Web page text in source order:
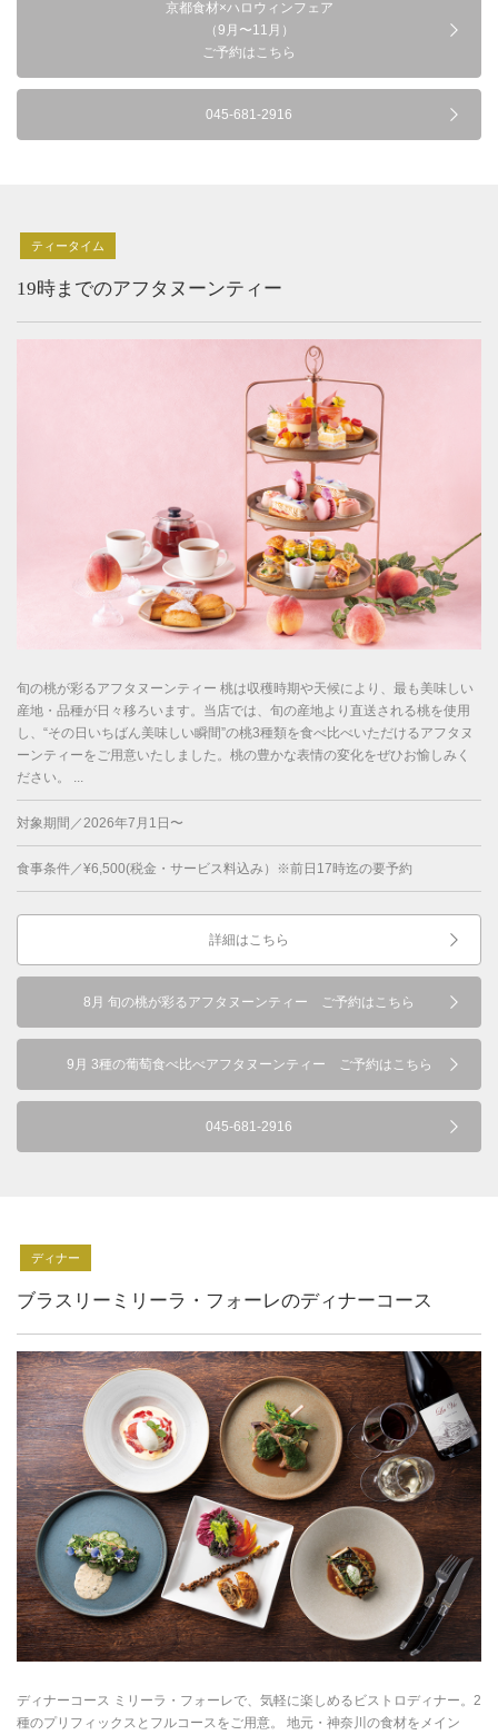
京都食材×ハロウィンフェア
（9月〜11月）
ご予約はこちら
045-681-2916
ティータイム
19時までのアフタヌーンティー
旬の桃が彩るアフタヌーンティー 桃は収穫時期や天候により、最も美味しい
産地・品種が日々移ろいます。当店では、旬の産地より直送される桃を使用
し、“その日いちばん美味しい瞬間”の桃3種類を食べ比べいただけるアフタヌ
ーンティーをご用意いたしました。桃の豊かな表情の変化をぜひお愉しみく
ださい。 ...
対象期間／2026年7月1日〜
食事条件／¥6,500(税金・サービス料込み）※前日17時迄の要予約
詳細はこちら
8月 旬の桃が彩るアフタヌーンティー ご予約はこちら
9月 3種の葡萄食べ比べアフタヌーンティー ご予約はこちら
045-681-2916
ディナー
ブラスリーミリーラ・フォーレのディナーコース
ディナーコース ミリーラ・フォーレで、気軽に楽しめるビストロディナー。2
種のプリフィックスとフルコースをご用意。 地元・神奈川の食材をメイン